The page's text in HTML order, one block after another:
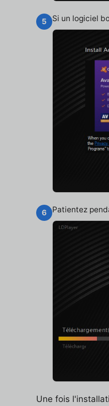
5 Si un logiciel
6 Patientez
Une fois